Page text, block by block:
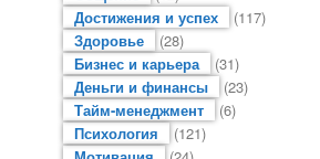
Достижения и успех
(117)
Здоровье
(28)
Бизнес и карьера
(31)
Деньги и финансы
(23)
Тайм-менеджмент
(6)
Психология
(121)